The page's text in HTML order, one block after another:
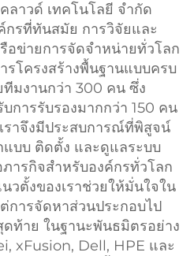
ลาวด์ เทคโนโลยี จำกัด
กรที่ทันสมัย การวิจัยและ
อข่ายการจัดจำหน่ายทั่วโลก
รโครงสร้างพื้นฐานแบบครบ
มงานกว่า 300 คน ซึ่ง
การรับรองมากกว่า 150 คน
ราจึงมีประสบการณ์ที่พิสูจน์
แบบ ติดตั้ง และดูแลระบบ
ารกิจสำหรับองค์กรทั่วโลก
ตั้งของเราช่วยให้มั่นใจใน
ารจัดหาส่วนประกอบไป
ท้าย ในฐานะพันธมิตรอย่าง
xFusion, Dell, HPE และ